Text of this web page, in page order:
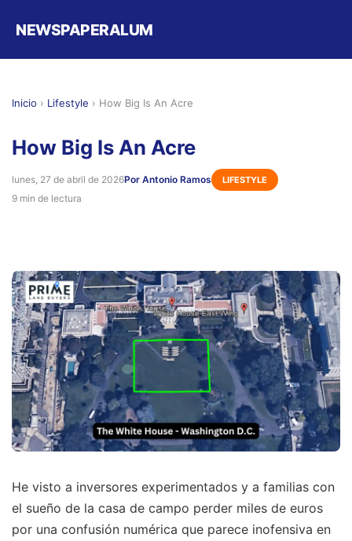
NEWSPAPERALUM
Inicio › Lifestyle › How Big Is An Acre
How Big Is An Acre
lunes, 27 de abril de 2026Por Antonio Ramos LIFESTYLE
9 min de lectura
He visto a inversores experimentados y a familias con
el sueño de la casa de campo perder miles de euros
por una confusión numérica que parece inofensiva en